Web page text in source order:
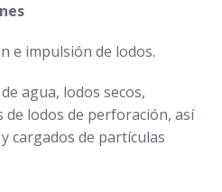
e impulsión de lodos.
agua, lodos secos,
lodos de perforación, así
cargados de partículas